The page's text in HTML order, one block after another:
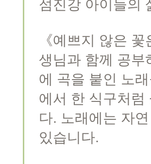
섬진강 아이들의
《예쁘지 않은
생님과 함께 공부
에 곡을 붙인 노
에서 한 식구처럼
다. 노래에는 자
있습니다.